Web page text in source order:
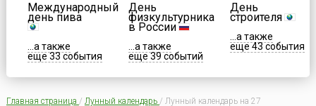
Международный
день пива
...а также
еще 33 события
День
физкультурника
в России
...а также
еще 39 событий
День
строителя
...а также
еще 43 события
Главная страница / Лунный календарь / Лунный календарь на 27